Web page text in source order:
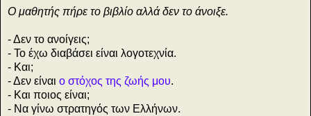
Ο μαθητής πήρε το βιβλίο αλλά δεν το άνοιξε.
- Δεν το ανοίγεις;
- Το έχω διαβάσει είναι λογοτεχνία.
- Και;
- Δεν είναι ο στόχος της ζωής μου.
- Και ποιος είναι;
- Να γίνω στρατηγός των Ελλήνων.